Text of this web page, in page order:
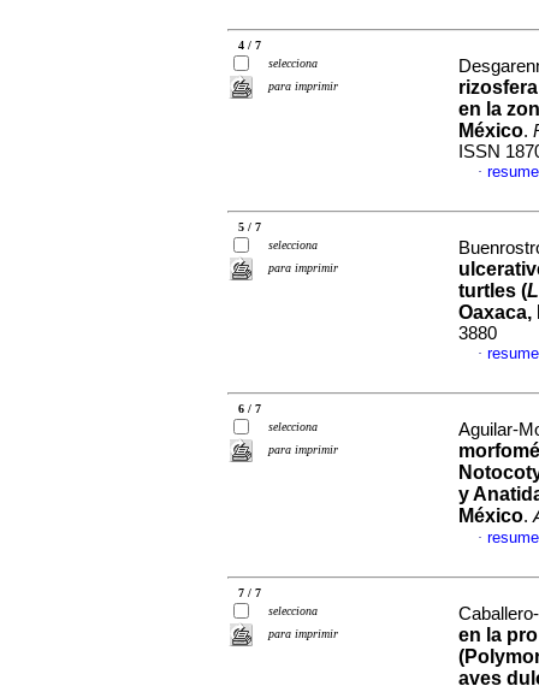
4 / 7
selecciona
para imprimir
en la
México.
ISSN
·
5 / 7
selecciona
para imprimir
turtles (
Oaxaca,
3880
·
6 / 7
selecciona
para imprimir
Aguilar-
y
México.
·
7 / 7
selecciona
para imprimir
en la
aves